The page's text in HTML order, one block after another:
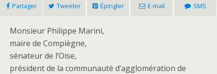
Partager Tweeter Épingler E-mail SMS
Monsieur Philippe Marini,
maire de Compiègne,
sénateur de l’Oise,
président de la communauté d’agglomération de